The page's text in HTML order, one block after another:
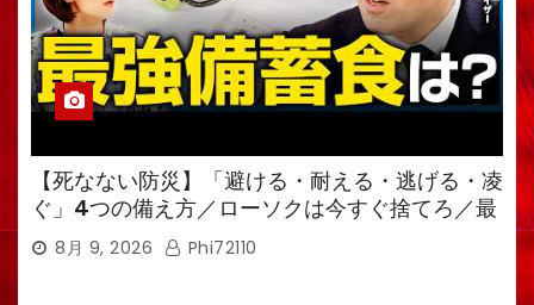
【死なない防災】「避ける・耐える・逃げる・凌
ぐ」4つの備え方／ローソクは今すぐ捨てろ／最
強備蓄食は「羊羹」／トイレ備蓄がなければ食料
も無意味
8月 9, 2026 Phi72110